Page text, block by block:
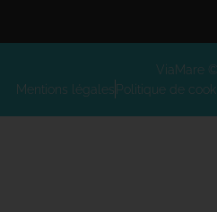
ViaMare
Mentions légalesPolitique de